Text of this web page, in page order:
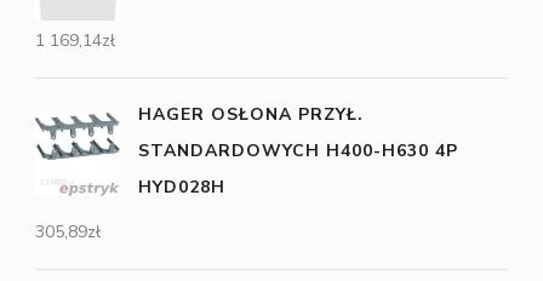
1 169,14zł
HAGER OSŁONA PRZYŁ.
STANDARDOWYCH H400-H630 4P
HYD028H
305,89zł